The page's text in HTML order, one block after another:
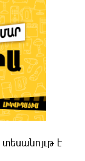
տեսանոյւթ է